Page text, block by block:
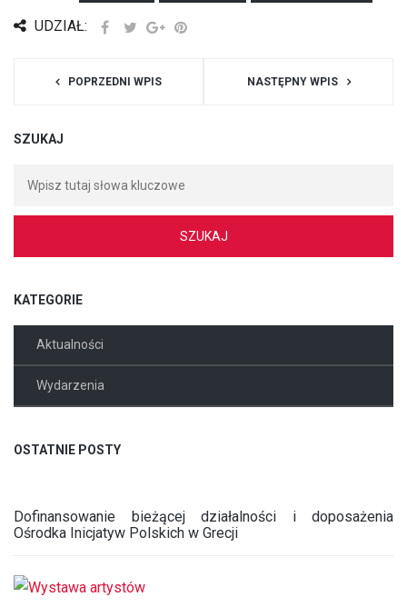
UDZIAŁ:
POPRZEDNI WPIS NASTĘPNY WPIS
SZUKAJ
KATEGORIE
Aktualności
Wydarzenia
OSTATNIE POSTY
Dofinansowanie bieżącej działalności i doposażenia
Ośrodka Inicjatyw Polskich w Grecji